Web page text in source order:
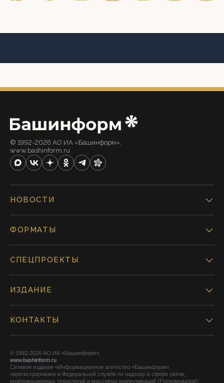
© 1992-2026 АО ИА «Башинформ».
www.bashinform.ru
НОВОСТИ
ФОРМАТЫ
СПЕЦПРОЕКТЫ
ИЗДАНИЕ
КОНТАКТЫ
© 1992-2026 АО ИА «Башинформ».
www.bashinform.ru
Сетевое издание «Информационное агентство «Башинформ»
зарегистрировано в Федеральной службе по надзору в сфере связи,
информационных технологий и массовых коммуникаций (Роскомнадзор),